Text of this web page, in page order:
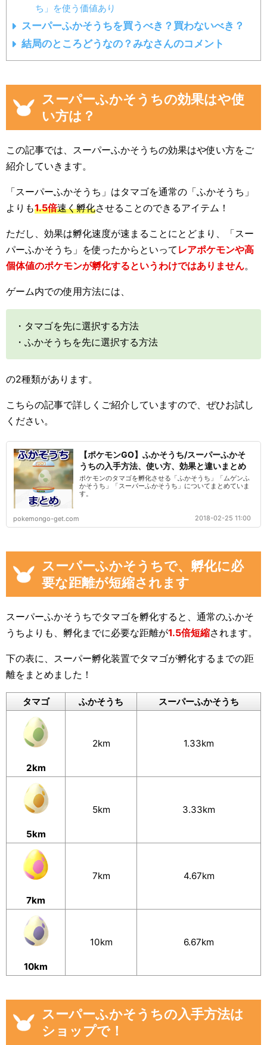
ち」を使う価値あり
スーパーふかそうちを買うべき？買わないべき？
結局のところどうなの？みなさんのコメント
スーパーふかそうちの効果はや使
い方は？
この記事では、スーパーふかそうちの効果はや使い方をご
紹介していきます。
「スーパーふかそうち」はタマゴを通常の「ふかそうち」
よりも1.5倍速く孵化させることのできるアイテム！
ただし、効果は孵化速度が速まることにとどまり、「スー
パーふかそうち」を使ったからといって レアポケモンや高
個体値のポケモンが孵化するというわけではありません。
ゲーム内での使用方法には、
・タマゴを先に選択する方法
・ふかそうちを先に選択する方法
の2種類があります。
こちらの記事で詳しくご紹介していますので、ぜひお試し
ください。
【ポケモンGO】ふかそうち/スーパーふかそ
うちの入手方法、使い方、効果と違いまとめ
ポケモンのタマゴを孵化させる「ふかそうち」「ムゲンふ
かそうち」「スーパーふかそうち」についてまとめていま
す。
pokemongo-get.com 2018-02-25 11:00
スーパーふかそうちで、孵化に必
要な距離が短縮されます
スーパーふかそうちでタマゴを孵化すると、通常のふかそ
うちよりも、孵化までに必要な距離が1.5倍短縮されます。
下の表に、スーパー孵化装置でタマゴが孵化するまでの距
離をまとめました！
タマゴ ふかそうち スーパーふかそうち
2km
2km 1.33km
5km
5km 3.33km
7km
7km 4.67km
10km
10km 6.67km
スーパーふかそうちの入手方法は
ショップで！